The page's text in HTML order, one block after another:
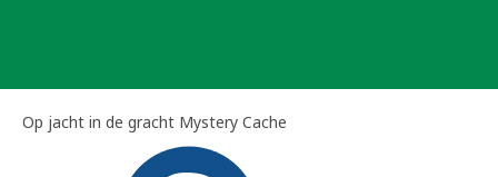
Op jacht in de gracht Mystery Cache